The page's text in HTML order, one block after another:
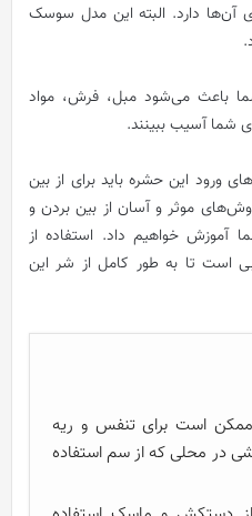
آن‌ها دارد. البته این مدل سوسک
باعث می‌شود مبل، فرش، مواد
شما آسیب ببینند.
ورود این حشره باید برای از بین
موثر و آسان از بین بردن و
آموزش خواهیم داد. استفاده از
است تا به طور کامل از شر این
است برای تنفس و ریه
در محلی که از سم استفاده